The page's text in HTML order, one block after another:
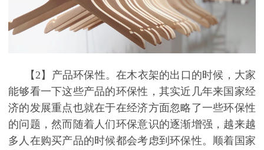
【2 】 产品环保性。在木衣架的出口的时候，大家
能够看一下这些产品的环保性，其实近几年来国家经
济的发展重点也就在于在经济方面忽略了一些环保性
的问题，然而随着人们环保意识的逐渐增强，越来越
多人在购买产品的时候都会考虑到环保性。顺着国家